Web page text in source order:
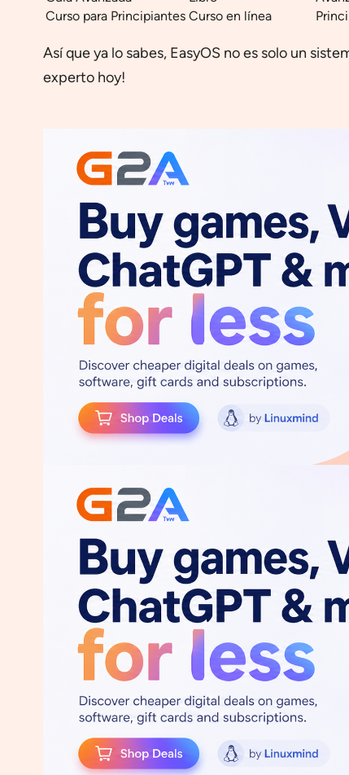
Curso para Principiantes Curso en línea
Así que ya lo sabes, EasyOS no es solo un
experto hoy!